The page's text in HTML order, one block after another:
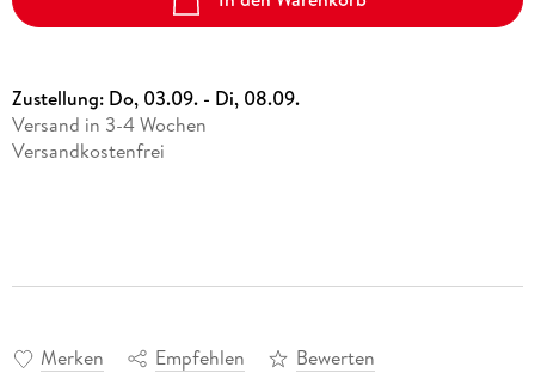
Zustellung: Do, 03.09. - Di, 08.09.
Versand in 3-4 Wochen
Versandkostenfrei
Merken Empfehlen Bewerten